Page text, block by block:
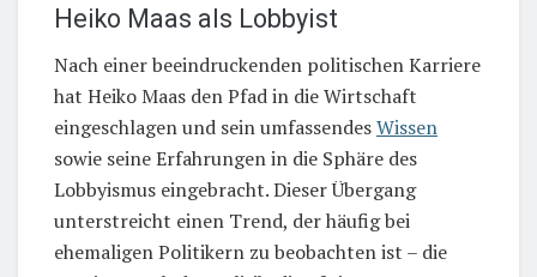
Heiko Maas als Lobbyist
Nach einer beeindruckenden politischen Karriere
hat Heiko Maas den Pfad in die Wirtschaft
eingeschlagen und sein umfassendesWissen
sowie seine Erfahrungen in die Sphäre des
Lobbyismus eingebracht. Dieser Übergang
unterstreicht einen Trend, der häufig bei
ehemaligen Politikern zu beobachten ist – die